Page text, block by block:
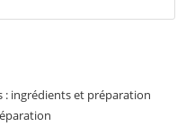
: ingrédients et préparation